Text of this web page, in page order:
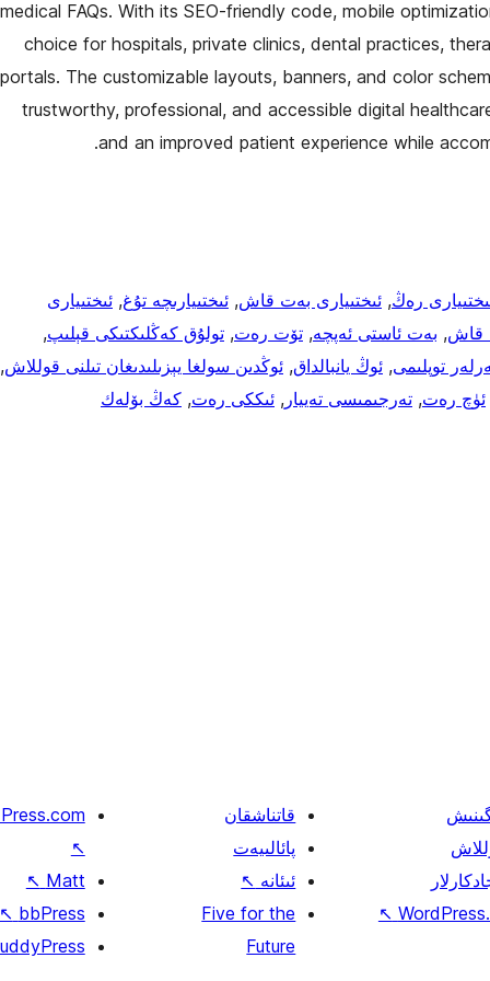
medical FAQs. With its SEO-friendly code, mobile
choice for hospitals, private clinics, dental practices,
portals. The customizable layouts, banners, and color
trustworthy, professional, and accessible digital
and an improved patient experience while
رەڭ, ئىختىيارى بەت قاش, ئىختىيارىچە تۇغ, ئىختىيارى
قاش, بەت ئاستى ئەپچە, تۆت رەت, تولۇق كەڭلىكتىكى قېلىپ,
توپلىمى, ئوڭ يانبالداق, ئوڭدىن سولغا يېزىلىدىغان تىلنى قوللاش,
ئۈچ رەت, تەرجىمىسى تەييار , ئىككى رەت, كەڭ بۆلەك
↖
قاتناشقان
پائالىيەت
ئىئانە ↖
Five for the
Future
↖
Matt
↖
bbPress